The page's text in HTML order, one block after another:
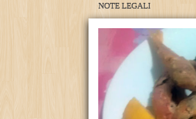
NOTE LEGALI